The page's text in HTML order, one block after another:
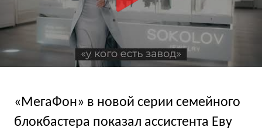
«МегаФон» в новой серии семейного
блокбастера показал ассистента Еву